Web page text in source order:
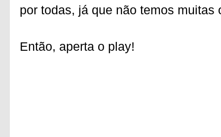
por todas, já que não temos muitas
Então, aperta o play!